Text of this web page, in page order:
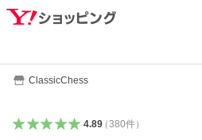
ClassicChess
4.89（380件）